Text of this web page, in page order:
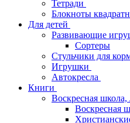
Тетради
Блокноты
Для детей
Развивающие
Сортеры
Стульчики для
Игрушки
Автокресла
Книги
Воскресная школа,
Воскресная